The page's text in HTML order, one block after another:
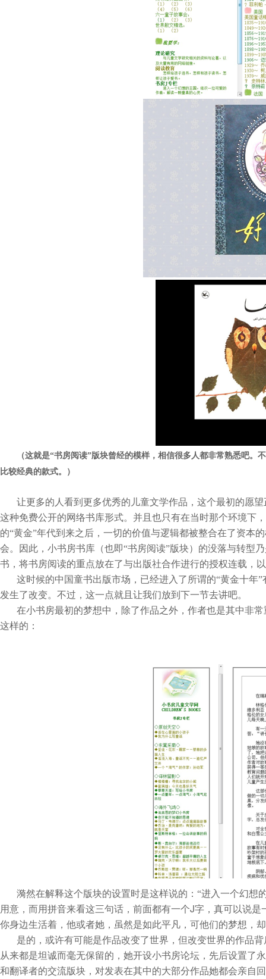
（这就是“书房阅读”版块曾经的模样，相信很多人都非常熟悉吧
比较经典的款式。）
让更多的人看到更多优秀的儿童文学作品，这个最初的愿
这种免费公开的网络书库形式。并且也只有在当时那个环境下
的“黄金”年代到来之后，一切的价值与逻辑都被整合在了资本
会。因此，小书房书库（也即“书房阅读”版块）的没落与转型
书，将书房阅读的重点放在了与出版社合作进行的授权连载，
这时候的中国童书出版市场，已经进入了所谓的“黄金十年
发生了改变。不过，这一点就且让我们放到下一节去讲吧。
在小书房最初的梦想中，除了作品之外，作者也是其中非
这样的：
漪然在解释这个版块的设置时是这样说的：“进入一个幻想
用意，而用拼音来看这三句话，前面都有一个J字，真可以说是
你身边生活着，他或者她，虽然是如此平凡，可他们的梦想
是的，或许有可能是作品改变了世界，但改变世界的作品
从来都是坦诚而毫无保留的，她开设小书房论坛，先后设置了
和翻译者的交流版块，对发表在其中的大部分作品她都会亲自